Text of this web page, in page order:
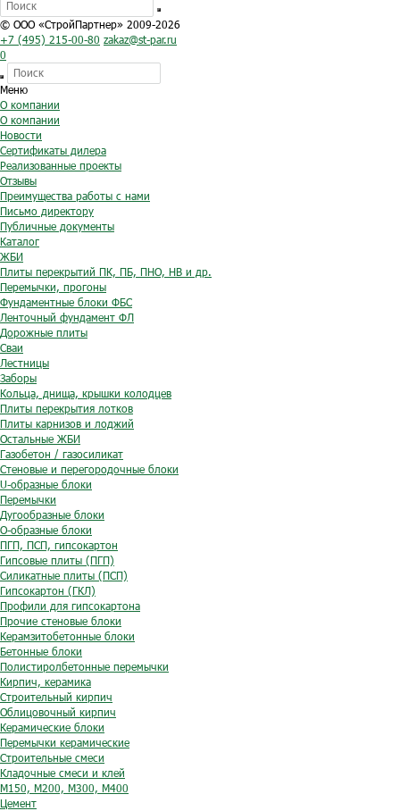
© ООО «СтройПартнер» 2009-2026
+7 (495) 215-00-80 zakaz@st-par.ru
0
Меню
О компании
О компании
Новости
Сертификаты дилера
Реализованные проекты
Отзывы
Преимущества работы с нами
Письмо директору
Публичные документы
Каталог
ЖБИ
Плиты перекрытий ПК, ПБ, ПНО, НВ и др.
Перемычки, прогоны
Фундаментные блоки ФБС
Ленточный фундамент ФЛ
Дорожные плиты
Сваи
Лестницы
Заборы
Кольца, днища, крышки колодцев
Плиты перекрытия лотков
Плиты карнизов и лоджий
Остальные ЖБИ
Газобетон / газосиликат
Стеновые и перегородочные блоки
U-образные блоки
Перемычки
Дугообразные блоки
O-образные блоки
ПГП, ПСП, гипсокартон
Гипсовые плиты (ПГП)
Силикатные плиты (ПСП)
Гипсокартон (ГКЛ)
Профили для гипсокартона
Прочие стеновые блоки
Керамзитобетонные блоки
Бетонные блоки
Полистиролбетонные перемычки
Кирпич, керамика
Строительный кирпич
Облицовочный кирпич
Керамические блоки
Перемычки керамические
Строительные смеси
Кладочные смеси и клей
М150, М200, М300, М400
Цемент